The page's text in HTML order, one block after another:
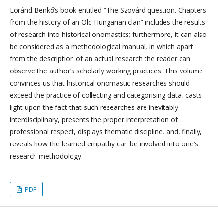
Loránd Benkő’s book entitled “The Szovárd question. Chapters
from the history of an Old Hungarian clan” includes the results
of research into historical onomastics; furthermore, it can also
be considered as a methodological manual, in which apart
from the description of an actual research the reader can
observe the author’s scholarly working practices. This volume
convinces us that historical onomastic researches should
exceed the practice of collecting and categorising data, casts
light upon the fact that such researches are inevitably
interdisciplinary, presents the proper interpretation of
professional respect, displays thematic discipline, and, finally,
reveals how the learned empathy can be involved into one’s
research methodology.
PDF